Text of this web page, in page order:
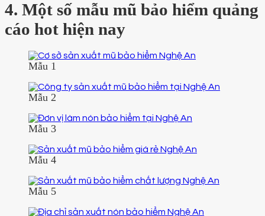
4. Một số mẫu mũ bảo hiểm quảng
cáo hot hiện nay
Mẫu 1
Mẫu 2
Mẫu 3
Mẫu 4
Mẫu 5